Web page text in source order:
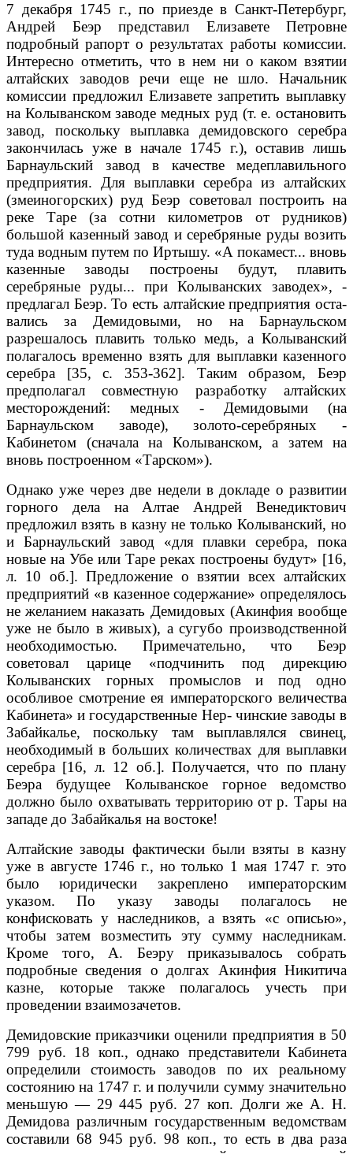
7 декабря 1745 г., по приезде в Санкт-Петербург,
Андрей Беэр предста­вил Елизавете Петровне
подробный рапорт о результатах работы комиссии.
Интересно отметить, что в нем ни о каком взятии
алтайских заводов речи еще не шло. Начальник
комиссии предложил Елизавете запретить выплавку
на Колыванском заводе медных руд (т. е. остановить
завод, поскольку вы­плавка демидовского серебра
закончилась уже в начале 1745 г.), оставив лишь
Барнаульский завод в качестве медеплавильного
предприятия. Для вы­плавки серебра из алтайских
(змеиногорских) руд Беэр советовал постро­ить на
реке Таре (за сотни километров от рудников)
большой казенный за­вод и серебряные руды возить
туда водным путем по Иртышу. «А покамест... вновь
казенные заводы построены будут, плавить
серебряные руды... при Колыванских заводех», -
предлагал Беэр. То есть алтайские предприятия оста­
вались за Демидовыми, но на Барнаульском
разрешалось плавить только медь, а Колыванский
полагалось временно взять для выплавки казенного
се­ребра [35, с. 353-362]. Таким образом, Беэр
предполагал совместную разра­ботку алтайских
месторождений: медных - Демидовыми (на
Барнаульском заводе), золото-серебряных -
Кабинетом (сначала на Колыванском, а затем на
вновь построенном «Тарском»).
Однако уже через две недели в докладе о развитии
горного дела на Ал­тае Андрей Венедиктович
предложил взять в казну не только Колыванский, но
и Барнаульский завод «для плавки серебра, пока
новые на Убе или Таре реках построены будут» [16,
л. 10 об.]. Предложение о взятии всех алтайских
предприятий «в казенное содержание» определялось
не желанием наказать Демидовых (Акинфия вообще
уже не было в живых), а сугубо производст­венной
необходимостью. Примечательно, что Беэр
советовал царице «подчи­нить под дирекцию
Колыванских горных промыслов и под одно
особливое смотрение ея императорского величества
Кабинета» и государственные Нер- чинские заводы в
Забайкалье, поскольку там выплавлялся свинец,
необходи­мый в больших количествах для выплавки
серебра [16, л. 12 об.]. Получает­ся, что по плану
Беэра будущее Колыванское горное ведомство
должно бы­ло охватывать территорию от р. Тары на
западе до Забайкалья на востоке!
Алтайские заводы фактически были взяты в казну
уже в августе 1746 г., но только 1 мая 1747 г. это
было юридически закреплено императорским
указом. По указу заводы полагалось не
конфисковать у наследников, а взять «с описью»,
чтобы затем возместить эту сумму наследникам.
Кроме то­го, А. Беэру приказывалось собрать
подробные сведения о долгах Акинфия Никитича
казне, которые также полагалось учесть при
проведении взаимо­зачетов.
Демидовские приказчики оценили предприятия в 50
799 руб. 18 коп., од­нако представители Кабинета
определили стоимость заводов по их реально­му
состоянию на 1747 г. и получили сумму значительно
меньшую — 29 445 руб. 27 коп. Долги же А. Н.
Демидова различным государственным ве­домствам
составили 68 945 руб. 98 коп., то есть в два раза